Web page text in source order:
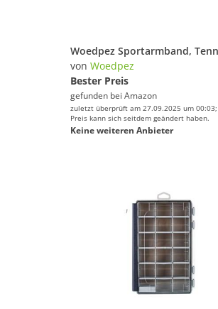
von Woedpez
Bester Preis
gefunden bei Amazon
zuletzt überprüft am 27.09.2025 um
Preis kann sich seitdem geändert haben.
Keine weiteren Anbieter